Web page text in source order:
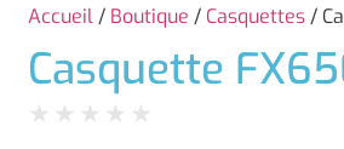
Accueil/ Boutique / Casquettes/
Casquette
★ ★ ★ ★ ★